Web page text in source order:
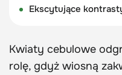
Ekscytujące
Kwiaty cebulowe
rolę, gdyż wiosną